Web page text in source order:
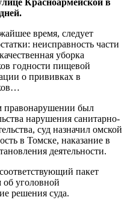
время, следует
неисправность части
уборка
годности пищевой
о прививках в
правонарушении был
нарушения санитарно-
суд назначил омской
в Томске, наказание в
деятельности.
пакет
об уголовной
решения суда.